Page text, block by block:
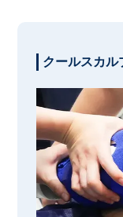
クールスカル